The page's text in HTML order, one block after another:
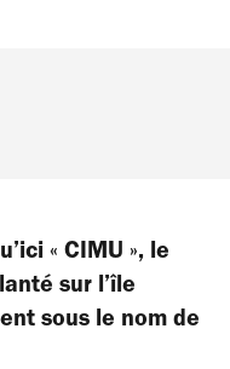
« CIMU », le
sur l’île
sous le nom de